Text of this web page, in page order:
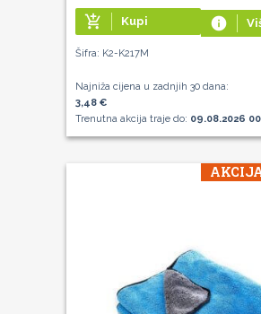
add_shopping_cart Kupi info
Šifra: K2-K217M
Najniža cijena u zadnjih 30 dana:
3,48 €
Trenutna akcija traje do: 09.08.2026